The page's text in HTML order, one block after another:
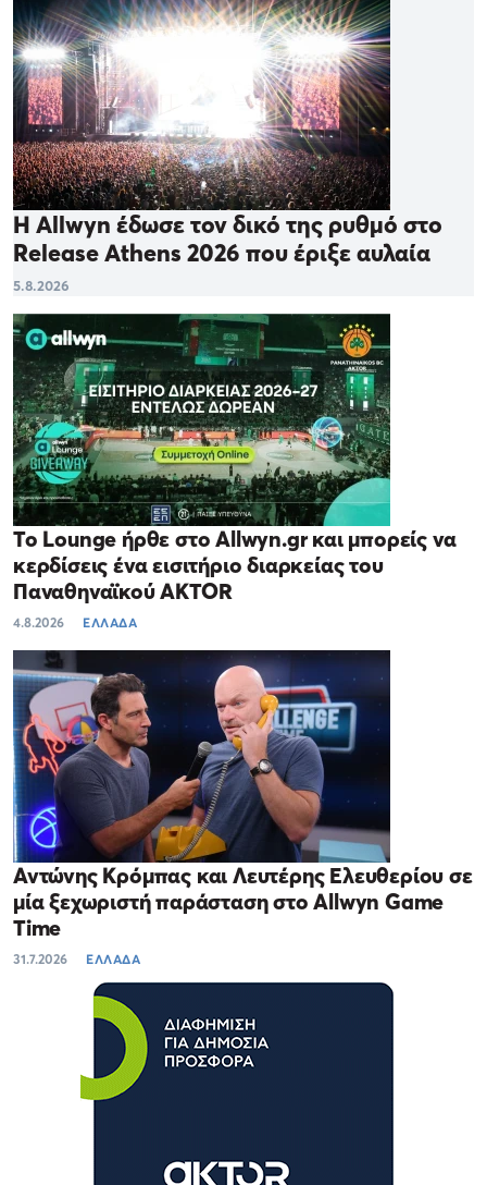
Η Allwyn έδωσε τον δικό της ρυθμό στο
Release Athens 2026 που έριξε αυλαία
5.8.2026
Το Lounge ήρθε στο Allwyn.gr και μπορείς να
κερδίσεις ένα εισιτήριο διαρκείας του
Παναθηναϊκού AKTOR
4.8.2026 ΕΛΛΑΔΑ
Αντώνης Κρόμπας και Λευτέρης Ελευθερίου σε
μία ξεχωριστή παράσταση στο Allwyn Game
Time
31.7.2026 ΕΛΛΑΔΑ